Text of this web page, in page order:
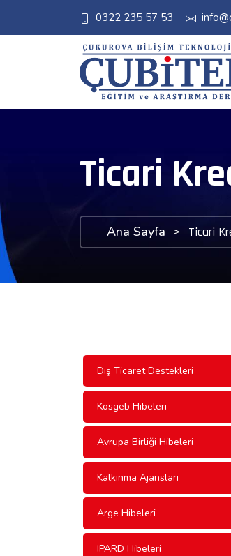
0322 235 57 53
Ticari
Ana Sayfa > Ticari
Dış Ticaret Destekleri
Kosgeb Hibeleri
Avrupa Birliği Hibeleri
Kalkınma Ajansları
Arge Hibeleri
IPARD Hibeleri